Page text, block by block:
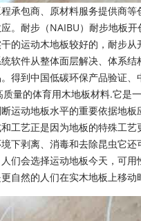
包商、原材料服务提供商等
。耐步（NAIBU）耐步地板
的运动木地板较好的，耐步
软件从整体面层解决、体系
得到中国低碳环保产品验证
量的体育用木地板材料.它是
运动地板水平的重要依据地
工艺正是因为地板的特殊工
下剥离、消毒和去除昆虫它
们会选择运动地板今天，可
自然的人们在实木地板上移动